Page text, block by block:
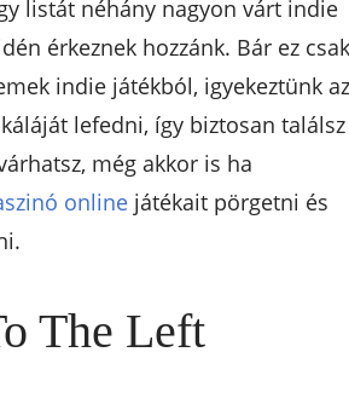
listát néhány nagyon várt indie
érkeznek hozzánk. Bár ez
indie játékból, igyekeztünk
lefedni, így biztosan találsz
még akkor is ha
online játékait pörgetni és
The Left